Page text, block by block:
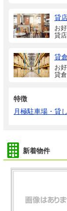
貸
お
貸
貸
お
貸
特徴
月極駐車場・貸
新着物件